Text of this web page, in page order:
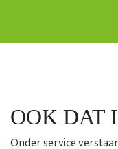
OOK DAT
Onder service